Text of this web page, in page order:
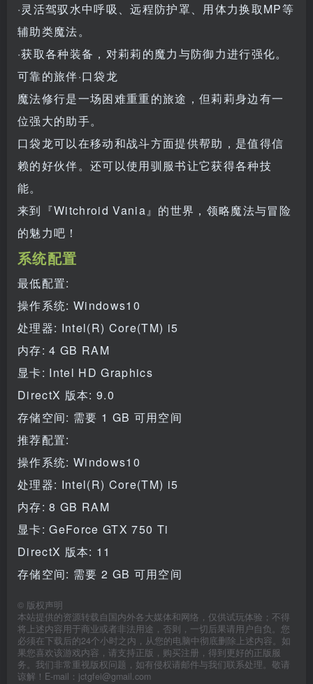
·灵活驾驭水中呼吸、远程防护罩、用体力换取MP等
辅助类魔法。
·获取各种装备，对莉莉的魔力与防御力进行强化。
可靠的旅伴·口袋龙
魔法修行是一场困难重重的旅途，但莉莉身边有一
位强大的助手。
口袋龙可以在移动和战斗方面提供帮助，是值得信
赖的好伙伴。还可以使用驯服书让它获得各种技
能。
来到『Witchroid Vania』的世界，领略魔法与冒险
的魅力吧！
系统配置
最低配置:
操作系统: Windows10
处理器: Intel(R) Core(TM) i5
内存: 4 GB RAM
显卡: Intel HD Graphics
DirectX 版本: 9.0
存储空间: 需要 1 GB 可用空间
推荐配置:
操作系统: Windows10
处理器: Intel(R) Core(TM) i5
内存: 8 GB RAM
显卡: GeForce GTX 750 Ti
DirectX 版本: 11
存储空间: 需要 2 GB 可用空间
© 版权声明
本站提供的资源转载自国内外各大媒体和网络，仅供试玩体验；不得
将上述内容用于商业或者非法用途，否则，一切后果请用户自负。您
必须在下载后的24个小时之内，从您的电脑中彻底删除上述内容。如
果您喜欢该游戏内容，请支持正版，购买注册，得到更好的正版服
务。我们非常重视版权问题，如有侵权请邮件与我们联系处理。敬请
谅解！E-mail：jctgfei@gmail.com